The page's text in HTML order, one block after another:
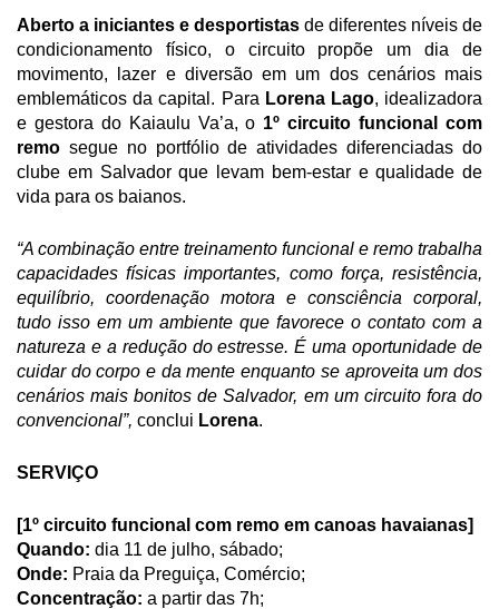
Aberto a iniciantes e desportistas de diferentes níveis de
condicionamento físico, o circuito propõe um dia de
movimento, lazer e diversão em um dos cenários mais
emblemáticos da capital. Para Lorena Lago, idealizadora
e gestora do Kaiaulu Va’a, o 1º circuito funcional com
remo segue no portfólio de atividades diferenciadas do
clube em Salvador que levam bem-estar e qualidade de
vida para os baianos.
“A combinação entre treinamento funcional e remo trabalha
capacidades físicas importantes, como força, resistência,
equilíbrio, coordenação motora e consciência corporal,
tudo isso em um ambiente que favorece o contato com a
natureza e a redução do estresse. É uma oportunidade de
cuidar do corpo e da mente enquanto se aproveita um dos
cenários mais bonitos de Salvador, em um circuito fora do
convencional”, conclui Lorena.
SERVIÇO
[1º circuito funcional com remo em canoas havaianas]
Quando: dia 11 de julho, sábado;
Onde: Praia da Preguiça, Comércio;
Concentração: a partir das 7h;